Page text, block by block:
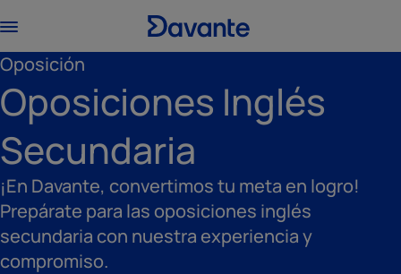
Oposición
Oposiciones Inglés
Secundaria
¡En Davante, convertimos tu meta en logro!
Prepárate para las oposiciones inglés
secundaria con nuestra experiencia y
compromiso.